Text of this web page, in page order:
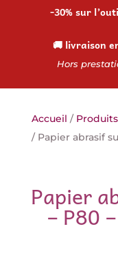
-30% sur
🚚 livraison
Hors
Accueil /
/ Papier abrasif
Papier
– P80